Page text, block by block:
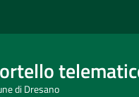
di Dresano